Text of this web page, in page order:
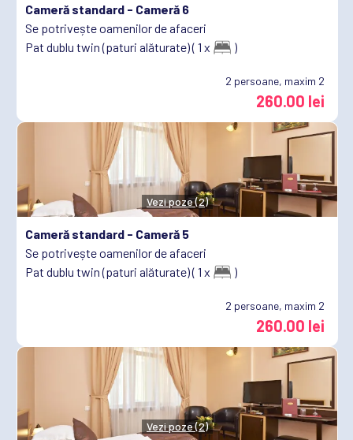
Cameră standard - Cameră 6
Se potrivește oamenilor de afaceri
Pat dublu twin (paturi alăturate) ( 1 x
)
2 persoane, maxim 2
260.00 lei
Vezi poze (2)
Cameră standard - Cameră 5
Se potrivește oamenilor de afaceri
Pat dublu twin (paturi alăturate) ( 1 x
)
2 persoane, maxim 2
260.00 lei
Vezi poze (2)